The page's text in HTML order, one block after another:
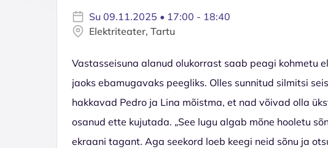
Su 09.11.2025 • 17:00 - 18:40
Elektriteater, Tartu
Vastasseisuna alanud olukorrast saab peagi kohmetu
jaoks ebamugavaks peegliks. Olles sunnitud silmitsi
hakkavad Pedro ja Lina mõistma, et nad võivad olla
osanud ette kujutada. „See lugu algab mõne hooletu
ekraani tagant. Aga seekord loeb keegi neid sõnu ja